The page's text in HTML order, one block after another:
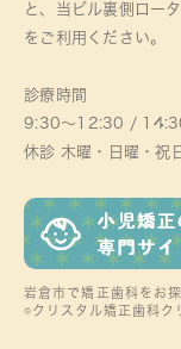
と、当ビル裏側ロー
をご利用ください。
診療時間
9:30～12:30 /
休診 木曜・日曜・祝
岩倉市で矯正歯科をお
©クリスタル矯正歯科ク